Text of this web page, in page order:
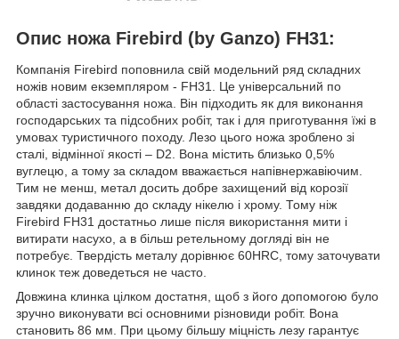
Опис ножа Firebird (by Ganzo) FH31:
Компанія Firebird поповнила свій модельний ряд складних
ножів новим екземпляром - FH31. Це універсальний по
області застосування ножа. Він підходить як для виконання
господарських та підсобних робіт, так і для приготування їжі в
умовах туристичного походу. Лезо цього ножа зроблено зі
сталі, відмінної якості – D2. Вона містить близько 0,5%
вуглецю, а тому за складом вважається напівнержавіючим.
Тим не менш, метал досить добре захищений від корозії
завдяки додаванню до складу нікелю і хрому. Тому ніж
Firebird FH31 достатньо лише після використання мити і
витирати насухо, а в більш ретельному догляді він не
потребує. Твердість металу дорівнює 60HRC, тому заточувати
клинок теж доведеться не часто.
Довжина клинка цілком достатня, щоб з його допомогою було
зручно виконувати всі основними різновиди робіт. Вона
становить 86 мм. При цьому більшу міцність лезу гарантує